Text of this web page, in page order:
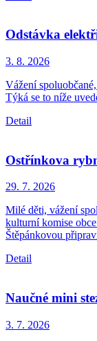
Odstávka
3. 8. 2026
Vážení
Týká se to níže
Detail
Ostřínkova
29. 7. 2026
Milé děti, vážení
kulturní komise
Štěpánkovou
Detail
Naučné mini
3. 7. 2026